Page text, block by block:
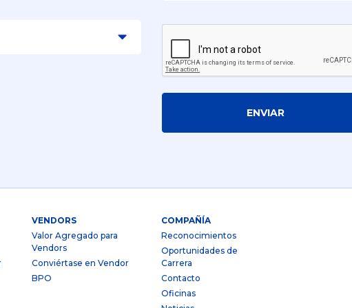
ENVIAR
VENDORS
Valor Agregado para
Vendors
Conviértase en Vendor
BPO
COMPAÑÍA
Reconocimientos
Oportunidades de
Carrera
Contacto
Oficinas